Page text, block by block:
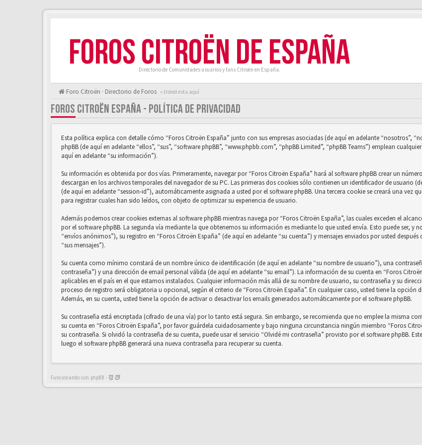
FOROS CITROËN DE ESPAÑA
Directorio de Comunidades usuarios y fans Citroën en España.
Foro Citroën · Directorio de Foros « Usted esta aquí
FOROS CITROËN ESPAÑA - POLÍTICA DE PRIVACIDAD
Esta política explica con detalle cómo “Foros Citroën España” junto con sus empresas asociadas (de aquí en adelante “nosotros”,
phpBB (de aquí en adelante “ellos”, “sus”, “software phpBB”, “www.phpbb.com”, “phpBB Limited”, “phpBB Teams”) emplean
aquí en adelante “su información”).
Su información es obtenida por dos vías. Primeramente, navegar por “Foros Citroën España” hará al software phpBB crear un
descargan en los archivos temporales del navegador de su PC. Las primeras dos cookies sólo contienen un identificador de usuario
(de aquí en adelante “session-id”), automáticamente asignada a usted por el software phpBB. Una tercera cookie se creará una vez
para registrar cuales han sido leídos, con objeto de optimizar su experiencia de usuario.
Además podemos crear cookies externas al software phpBB mientras navega por “Foros Citroën España”, las cuales exceden el
por el software phpBB. La segunda vía mediante la que obtenemos su información es mediante lo que usted envía. Esto puede ser,
“envíos anónimos”), su registro en “Foros Citroën España” (de aquí en adelante “su cuenta”) y mensajes enviados por usted
“sus mensajes”).
Su cuenta como mínimo constará de un nombre único de identificación (de aquí en adelante “su nombre de usuario”), una
contraseña”) y una dirección de email personal válida (de aquí en adelante “su email”). La información de su cuenta en “Foros
aplicables en el país en el que estamos instalados. Cualquier información más allá de su nombre de usuario, su contraseña y su
proceso de registro será obligatoria u opcional, según el criterio de “Foros Citroën España”. En cualquier caso, usted tiene la opción
Además, en su cuenta, usted tiene la opción de activar o desactivar los emails generados automáticamente por el software phpBB.
Su contraseña está encriptada (cifrado de una vía) por lo tanto está segura. Sin embargo, se recomienda que no emplee la misma
su cuenta en “Foros Citroën España”, por favor guárdela cuidadosamente y bajo ninguna circunstancia ningún miembro “Foros
su contraseña. Si olvidó la contraseña de su cuenta, puede usar el servicio “Olvidé mi contraseña” provisto por el software phpBB.
luego el software phpBB generará una nueva contraseña para recuperar su cuenta.
Funcionando con phpBB -